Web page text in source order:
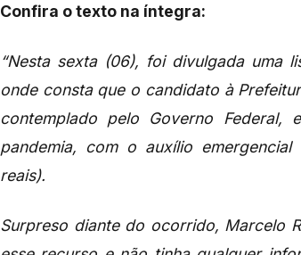
Confira o texto na íntegra:
“Nesta sexta (06), foi divulgada uma
onde consta que o candidato à
contemplado pelo Governo
pandemia, com o auxílio
reais).
Surpreso diante do ocorrido, Marcelo